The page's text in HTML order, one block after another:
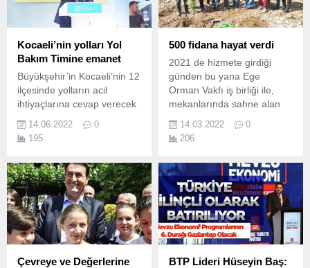
Kocaeli’nin yolları Yol
Bakım Timine emanet
Büyükşehir’in Kocaeli’nin 12
ilçesinde yolların acil
ihtiyaçlarına cevap verecek
Büyükakın’ın katıldığı
törenle göreve başladı
ihtiyacı A Takımı ile
karşılayan Kocaeli
Büyükşehir Belediyesi, 12
ilçedeki yollarda yaşanacak
acil durumlar için Fen İşleri
Dairesi Başkanlığı
bünyesinde...
14.06.2022
0
195
500 fidana hayat verdi
2021 de hizmete girdiği
günden bu yana Ege
Orman Vakfı iş birliği ile,
mekanlarında sahne alan
bağışlayan
Echopermancehall 500
14.03.2022
0
206
Çevreye ve Değerlerine
BTP Lideri Hüseyin Baş: